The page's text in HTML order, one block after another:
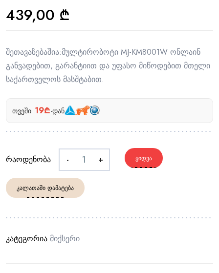
439,00 ₾
შეთავაზებაშია:მულტირობოტი MJ-KM8001W ონლაინ
განვადებით, გარანტიით და უფასო მიწოდებით მთელი
საქართველოს მასშტაბით.
თვეში: 19₾-დან
რაოდენობა - + ᲧᲘᲓᲕᲐ
ᲙᲐᲚᲐᲗᲐᲨᲘ ᲓᲐᲛᲐᲢᲔᲑᲐ
კატეგორია Მიქსერი